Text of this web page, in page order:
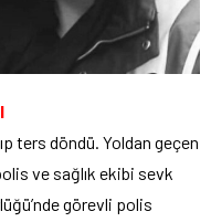
ters döndü. Yoldan geçen
ve sağlık ekibi sevk
görevli polis